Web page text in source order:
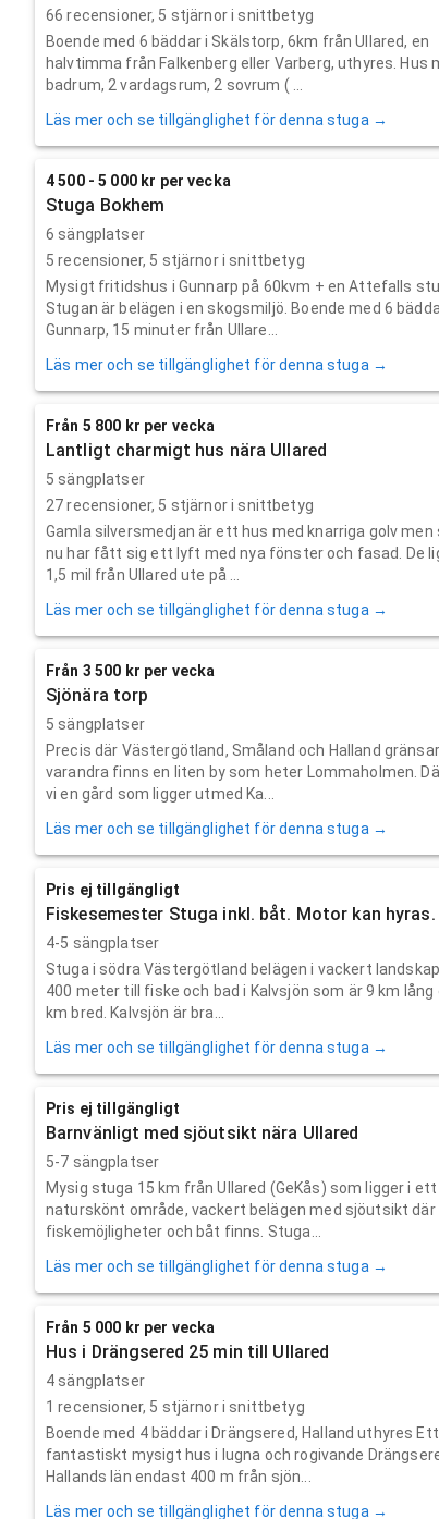
66 recensioner, 5 stjärnor i snittbetyg
Boende med 6 bäddar i Skälstorp, 6km från Ullared, en
halvtimma från Falkenberg eller Varberg, uthyres. Hus
badrum, 2 vardagsrum, 2 sovrum ( ...
Läs mer och se tillgänglighet för denna stuga →
4 500 - 5 000 kr per vecka
Stuga Bokhem
6 sängplatser
5 recensioner, 5 stjärnor i snittbetyg
Mysigt fritidshus i Gunnarp på 60kvm + en Attefalls
Stugan är belägen i en skogsmiljö. Boende med 6
Gunnarp, 15 minuter från Ullare...
Läs mer och se tillgänglighet för denna stuga →
Från 5 800 kr per vecka
Lantligt charmigt hus nära Ullared
5 sängplatser
27recensioner, 5 stjärnor i snittbetyg
Gamla silversmedjan är ett hus med knarriga golv men
nu har fått sig ett lyft med nya fönster och fasad. De
1,5 mil från Ullared ute på ...
Läs mer och se tillgänglighet för denna stuga →
Från 3 500 kr per vecka
Sjönära torp
5 sängplatser
Precis där Västergötland, Småland och Halland gränsar
varandra finns en liten by som heter Lommaholmen.
vi en gård som ligger utmed Ka...
Läs mer och se tillgänglighet för denna stuga →
Pris ej tillgängligt
Fiskesemester Stuga inkl. båt. Motor kan hyras.
4-5 sängplatser
Stuga i södra Västergötland belägen i vackert
400 meter till fiske och bad i Kalvsjön som är 9 km lång
km bred. Kalvsjön är bra...
Läs mer och se tillgänglighet för denna stuga →
Pris ej tillgängligt
Barnvänligt med sjöutsikt nära Ullared
5-7 sängplatser
Mysig stuga 15 km från Ullared (GeKås) som ligger i ett
naturskönt område, vackert belägen med sjöutsikt där
fiskemöjligheter och båt finns. Stuga...
Läs mer och se tillgänglighet för denna stuga →
Från 5 000 kr per vecka
Hus i Drängsered 25 min till Ullared
4 sängplatser
1 recensioner, 5 stjärnor i snittbetyg
Boende med 4 bäddar i Drängsered, Halland uthyres Ett
fantastiskt mysigt hus i lugna och rogivande
Hallands län endast 400 m från sjön...
Läs mer och se tillgänglighet för denna stuga →